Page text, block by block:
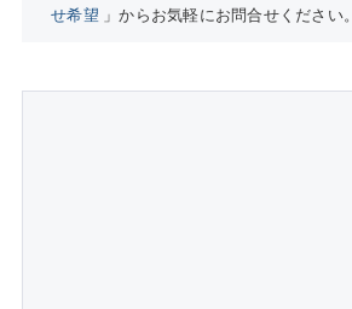
せ希望 」からお気軽にお問合せください。